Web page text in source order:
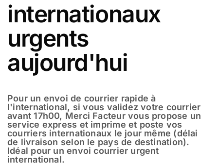
internationaux
urgents
aujourd'hui
Pour un envoi de courrier rapide à
l'international, si vous validez votre courrier
avant 17h00, Merci Facteur vous propose un
service express et imprime et poste vos
courriers internationaux le jour même (délai
de livraison selon le pays de destination).
Idéal pour un envoi courrier urgent
international.